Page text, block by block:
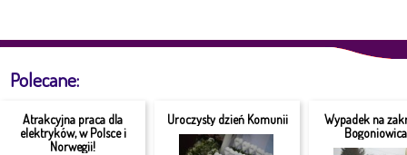
Polecane:
Atrakcyjna praca dla
elektryków, w Polsce i
Norwegii!
Uroczysty dzień Komunii
Wypadek na